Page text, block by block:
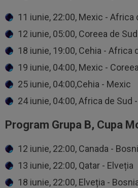
11 iunie, 22:00, Mexic - Africa
12 iunie, 05:00, Coreea de
18 iunie, 19:00, Cehia - Africa
19 iunie, 04:00, Mexic -
25 iunie, 04:00,Cehia - Mexic
24 iunie, 04:00, Africa de Sud
Program Grupa B, Cupa
12 iunie, 22:00, Canada -
13 iunie, 22:00, Qatar - Elveția
18 iunie, 22:00, Elveția -